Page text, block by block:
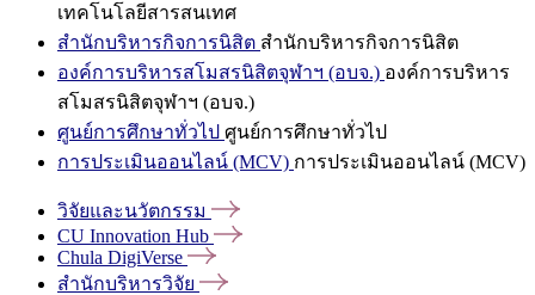
เทคโนโลยีสารสนเทศ
สำนักบริหารกิจการนิสิต สำนักบริหารกิจการนิสิต
องค์การบริหารสโมสรนิสิตจุฬาฯ (อบจ.) องค์การบริหาร
สโมสรนิสิตจุฬาฯ (อบจ.)
ศูนย์การศึกษาทั่วไป ศูนย์การศึกษาทั่วไป
การประเมินออนไลน์ (MCV) การประเมินออนไลน์ (MCV)
วิจัยและนวัตกรรม
CU Innovation Hub
Chula DigiVerse
สำนักบริหารวิจัย